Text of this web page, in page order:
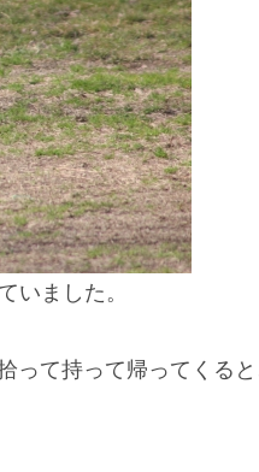
いました。
って持って帰ってくると